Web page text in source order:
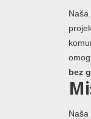
bez